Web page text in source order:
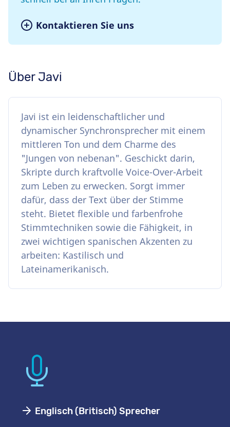
Kontaktieren Sie uns
Über Javi
Javi ist ein leidenschaftlicher und
dynamischer Synchronsprecher mit einem
mittleren Ton und dem Charme des
"Jungen von nebenan". Geschickt darin,
Skripte durch kraftvolle Voice-Over-Arbeit
zum Leben zu erwecken. Sorgt immer
dafür, dass der Text über der Stimme
steht. Bietet flexible und farbenfrohe
Stimmtechniken sowie die Fähigkeit, in
zwei wichtigen spanischen Akzenten zu
arbeiten: Kastilisch und
Lateinamerikanisch.
Englisch (Britisch) Sprecher